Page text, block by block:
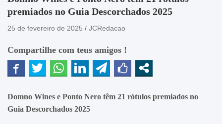
premiados no Guia Descorchados 2025
25 de fevereiro de 2025 JCRedacao
Compartilhe com teus amigos !
Domno Wines e Ponto Nero têm 21 rótulos premiados no
Guia Descorchados 2025